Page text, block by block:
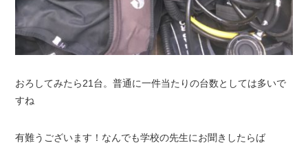
おろしてみたら21台。普通に一件当たりの台数としては多いで
すね
有難うございます！なんでも学校の先生にお聞きしたらば